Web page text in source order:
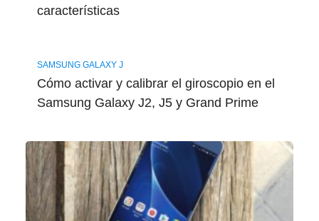
características
SAMSUNG GALAXY J
Cómo activar y calibrar el giroscopio en el
Samsung Galaxy J2, J5 y Grand Prime